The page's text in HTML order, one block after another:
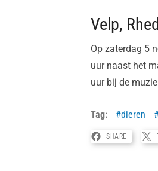
Velp,
Op zaterdag 5
uur naast het
uur bij de
Tag: dieren
SHARE